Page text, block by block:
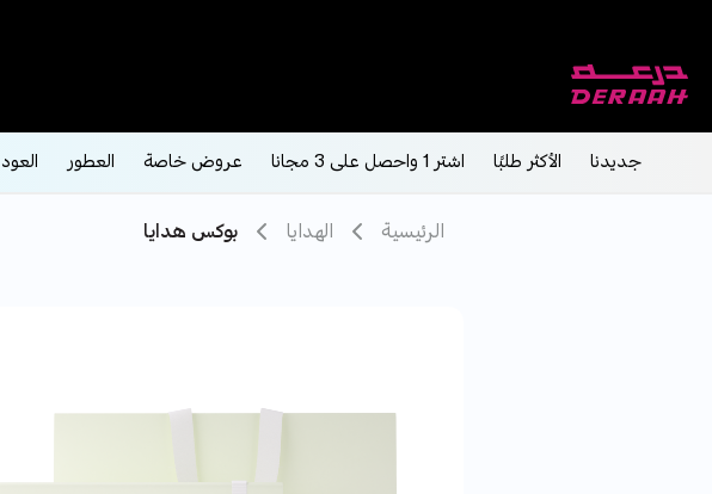
جديدنا الأكثر طلبًا اشتر 1 واحصل على 3 مجانا عروض خاصة العطور العود
الرئيسية الهدايا بوكس هدايا